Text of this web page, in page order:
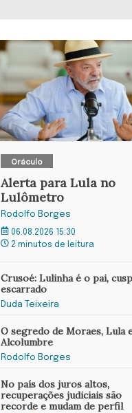
Oráculo
Alerta para Lula no
Lulômetro
Rodolfo Borges
06.08.2026 15:30
2 minutos de leitura
Crusoé: Lulinha é o pai,
escarrado
Duda Teixeira
O segredo de Moraes, Lula
Alcolumbre
Rodolfo Borges
No país dos juros altos,
recuperações judiciais são
recorde e mudam de perfil